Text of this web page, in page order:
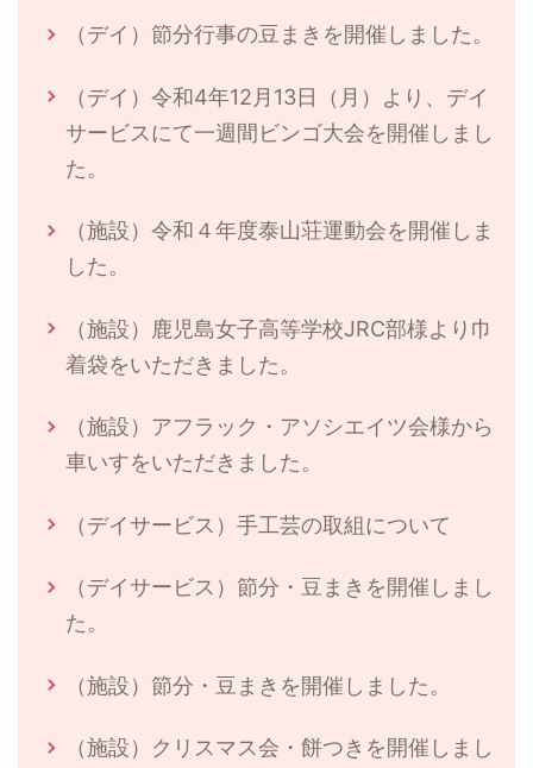
（デイ）節分行事の豆まきを開催しました。
（デイ）令和4年12月13日（月）より、デイ
サービスにて一週間ビンゴ大会を開催しまし
た。
（施設）令和４年度泰山荘運動会を開催しま
した。
（施設）鹿児島女子高等学校JRC部様より巾
着袋をいただきました。
（施設）アフラック・アソシエイツ会様から
車いすをいただきました。
（デイサービス）手工芸の取組について
（デイサービス）節分・豆まきを開催しまし
た。
（施設）節分・豆まきを開催しました。
（施設）クリスマス会・餅つきを開催しまし